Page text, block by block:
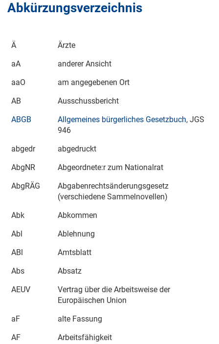
Abkürzungsverzeichnis
Ä
Ärzte
aA
anderer Ansicht
aaO
am angegebenen Ort
AB
Ausschussbericht
ABGB
Allgemeines bürgerliches Gesetzbuch, JGS
946
abgedr
abgedruckt
AbgNR
Abgeordnete:r zum Nationalrat
AbgRÄG
Abgabenrechtsänderungsgesetz
(verschiedene Sammelnovellen)
Abk
Abkommen
Abl
Ablehnung
ABl
Amtsblatt
Abs
Absatz
AEUV
Vertrag über die Arbeitsweise der
Europäischen Union
aF
alte Fassung
AF
Arbeitsfähigkeit